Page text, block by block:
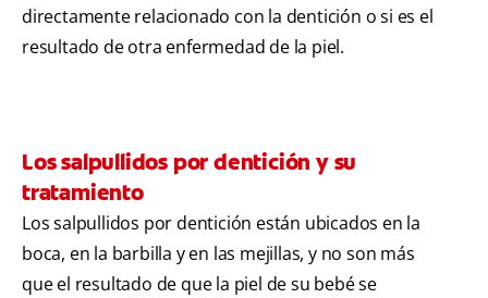
directamente relacionado con la dentición o si es el
resultado de otra enfermedad de la piel.
Los salpullidos por dentición y su
tratamiento
Los salpullidos por dentición están ubicados en la
boca, en la barbilla y en las mejillas, y no son más
que el resultado de que la piel de su bebé se